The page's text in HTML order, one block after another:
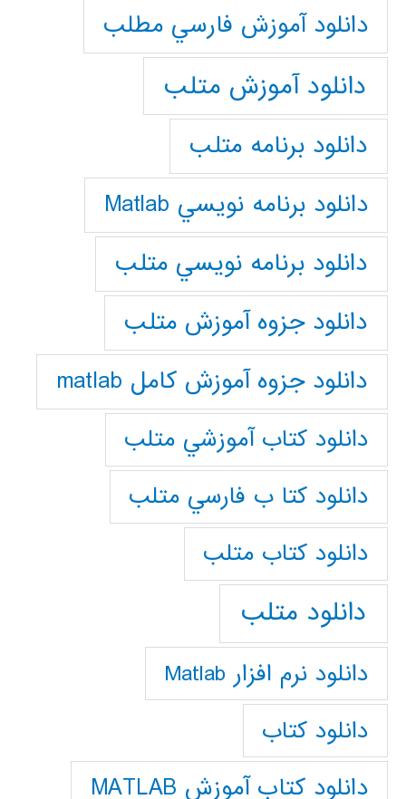
دانلود آموزش فارسي مطلب
دانلود آموزش متلب
دانلود برنامه متلب
دانلود برنامه نويسي Matlab
دانلود برنامه نويسي متلب
دانلود جزوه آموزش متلب
دانلود جزوه آموزش کامل matlab
دانلود كتاب آموزشي متلب
دانلود كتا ب فارسي متلب
دانلود كتاب متلب
دانلود متلب
دانلود نرم افزار Matlab
دانلود کتاب
دانلود کتاب آموزش MATLAB